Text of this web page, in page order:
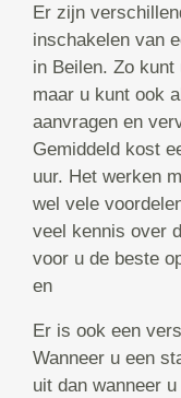
Er zijn
inschakelen van
in Beilen. Zo kunt
maar u kunt ook
aanvragen en
Gemiddeld kost
uur. Het werken
wel vele
veel kennis over
voor u de beste
en
Er is ook een
Wanneer u een
uit dan wanneer